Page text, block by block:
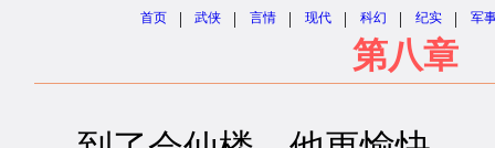
首页 | 武侠 | 言情 | 现代 | 科幻 | 纪实 | 军
第八章